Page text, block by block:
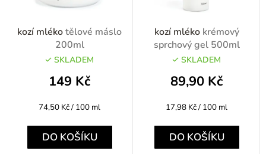
kozí mlékotělové máslo
200ml
SKLADEM
149 Kč
Měrná
74,50 Kč / 100 ml
DO KOŠÍKU
kozí mléko krémový
sprchový gel 500ml
SKLADEM
89,90 Kč
Měrná
17,98 Kč / 100 ml
DO KOŠÍKU